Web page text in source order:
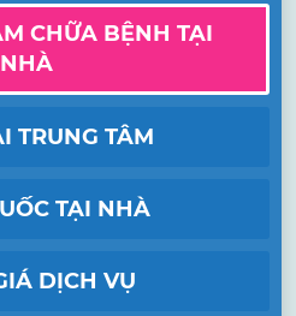
CHỮA BỆNH TẠI
NHÀ
TRUNG TÂM
TẠI NHÀ
DỊCH VỤ